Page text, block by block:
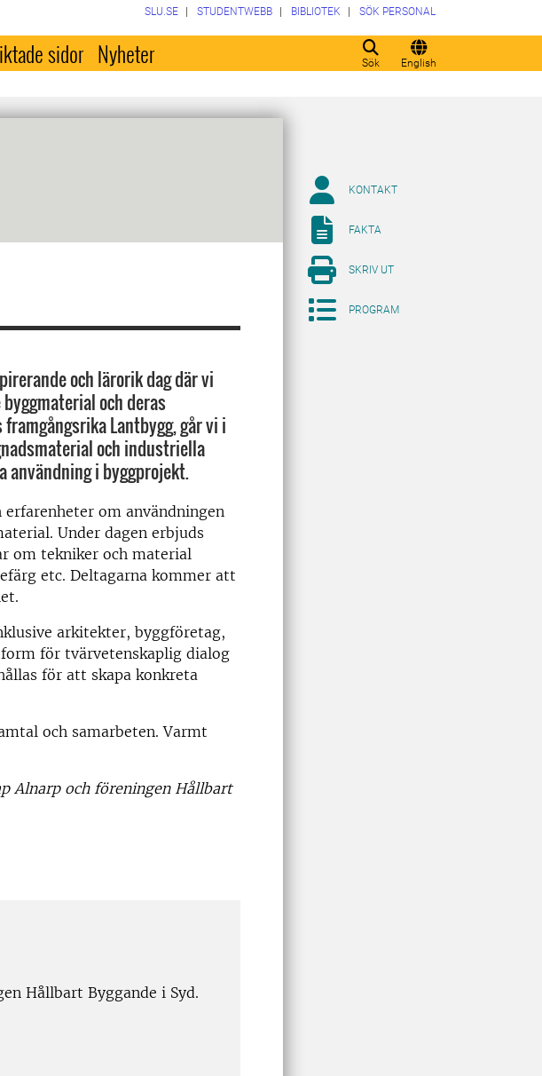
Sök English
SLU.SE STUDENTWEBB BIBLIOTEK SÖK PERSONAL
sidor Nyheter
och lärorik dag där vi
och deras
Lantbygg, går vi i
och industriella
användning i byggprojekt.
om användningen
Under dagen erbjuds
om tekniker och material
etc. Deltagarna kommer att
arkitekter, byggföretag,
för tvärvetenskaplig dialog
för att skapa konkreta
och samarbeten. Varmt
Alnarp och föreningen Hållbart
Hållbart Byggande i Syd.
KONTAKT
FAKTA
SKRIV UT
PROGRAM